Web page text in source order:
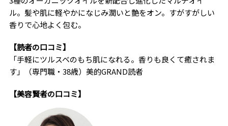
ル。髪や肌に軽やかになじみ潤いと艶をオン。すがすがしい
香りで心地よく包む。
【読者の口コミ】
「手軽にツルスベのもち肌になれる。香りも良くて癒されま
す」（専門職・38歳）美的GRAND読者
【美容賢者の口コミ】